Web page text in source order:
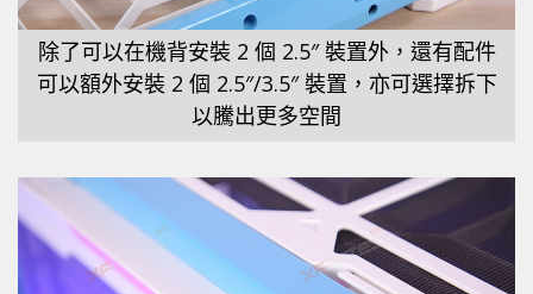
除了可以在機背安裝 2 個 2.5″ 裝置外，還有配件
可以額外安裝 2 個 2.5″/3.5″ 裝置，亦可選擇拆下
以騰出更多空間